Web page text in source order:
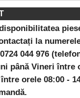
la
044 976
până Vineri între
orele 08:00 -